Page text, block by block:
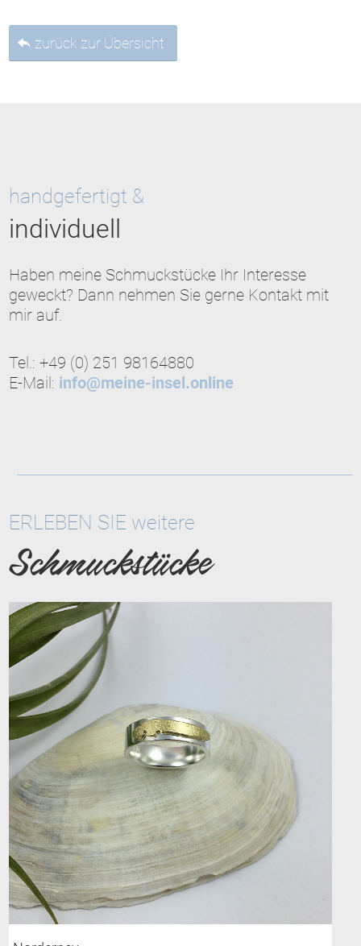
zurück zur Übersicht
handgefertigt &
individuell
Haben meine Schmuckstücke Ihr Interesse
geweckt? Dann nehmen Sie gerne Kontakt mit
mir auf.
Tel.: +49 (0) 251 98164880
E-Mail: info@meine-insel.online
ERLEBEN SIE weitere
Schmuckstücke